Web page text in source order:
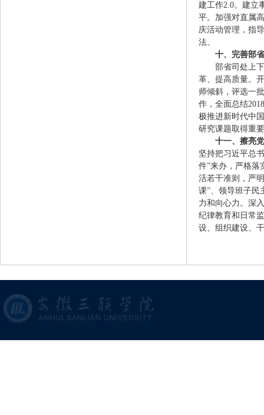
建工作2.0。建立
平。加强对直属
庆活动管理，指
法。
十、完善部
部省司处上
革、提高质量。
师倾斜，评选一
作，全面总结
极推进新时代中
研究课题取得重
十一、擦亮
坚持把习近平总
件”来办，严格落
活若干准则，严
课”、领导班子民
力和向心力。深
纪律教育和日常
设、组织建设、